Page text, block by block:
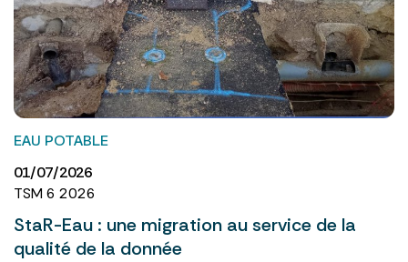
EAU POTABLE
01/07/2026
TSM 6 2026
StaR-Eau : une migration au service de la
qualité de la donnée